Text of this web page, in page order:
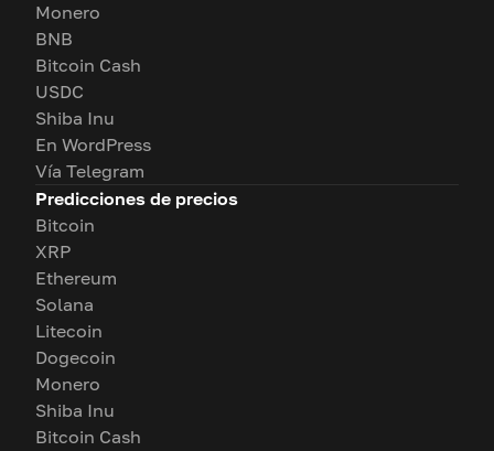
Monero
BNB
Bitcoin Cash
USDC
Shiba Inu
En WordPress
Vía Telegram
Predicciones de precios
Bitcoin
XRP
Ethereum
Solana
Litecoin
Dogecoin
Monero
Shiba Inu
Bitcoin Cash